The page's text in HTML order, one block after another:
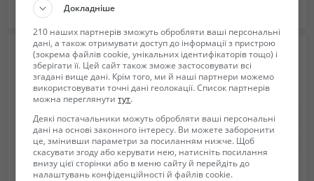
Донецкая область (Украина)
Докладніше
210 наших партнерів зможуть обробляти ваші персональні
дані, а також отримувати доступ до інформації з пристрою
(зокрема файлів cookie, унікальних ідентифікаторів тощо) і
зберігати її. Цей сайт також зможе застосовувати всі
згадані вище дані. Крім того, ми й наші партнери можемо
використовувати точні дані геолокації. Список партнерів
можна переглянутитут.
Деякі постачальники можуть обробляти ваші персональні
дані на основі законного інтересу. Ви можете заборонити
це, змінивши параметри за посиланням нижче. Щоб
скасувати згоду або керувати нею, натисніть посилання
внизу цієї сторінки або в меню сайту й перейдіть до
налаштувань конфіденційності й файлів cookie.